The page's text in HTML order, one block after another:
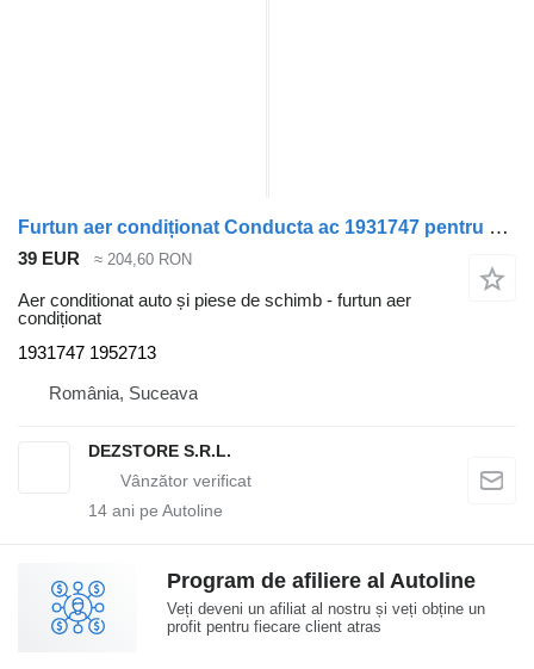
Furtun aer condiționat Conducta ac 1931747 pentru cap tractor DAF XF
39 EUR ≈ 204,60 RON
Aer conditionat auto și piese de schimb - furtun aer
condiționat
1931747 1952713
România, Suceava
DEZSTORE S.R.L.
14 ani pe Autoline
Program de afiliere al Autoline
Veți deveni un afiliat al nostru și veți obține un
profit pentru fiecare client atras